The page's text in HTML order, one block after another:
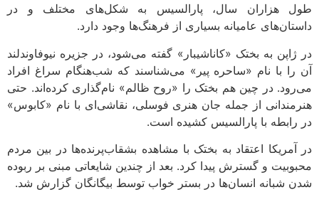
طول هزاران سال، پارالسیس به شکل‌های مختلف و در
داستان‌های عامیانه‌ بسیاری از فرهنگ‌ها وجود دارد.
در ژاپن به بختک «کاناشیبار» گفته می‌شود، در جزیره‌ نیوفاوندلند
آن را با نام «ساحره‌ پیر» می‌شناسند که شب‌هنگام سراغ افراد
می‌رود. در چین هم بختک را «روح ظالم» نام‌گذاری کرده‌اند. حتی
هنرمندانی از جمله جان هنری فوسلی، نقاشی‌ای با نام «کابوس»
در رابطه با پارالسیس کشیده است.
در آمریکا اعتقاد به بختک با مشاهده‌ بشقاب‌پرنده‌ها در بین مردم
محبوبیت و گسترش پیدا کرد. بعد از چندین شایعاتی مبنی بر ربوده
شدن شبانه‌ انسان‌ها در بستر خواب توسط بیگانگان گزارش شد.